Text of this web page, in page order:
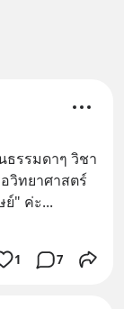
รรมดาๆ วิชา
วิทยาศาสตร์
" ค่ะ...
1 7